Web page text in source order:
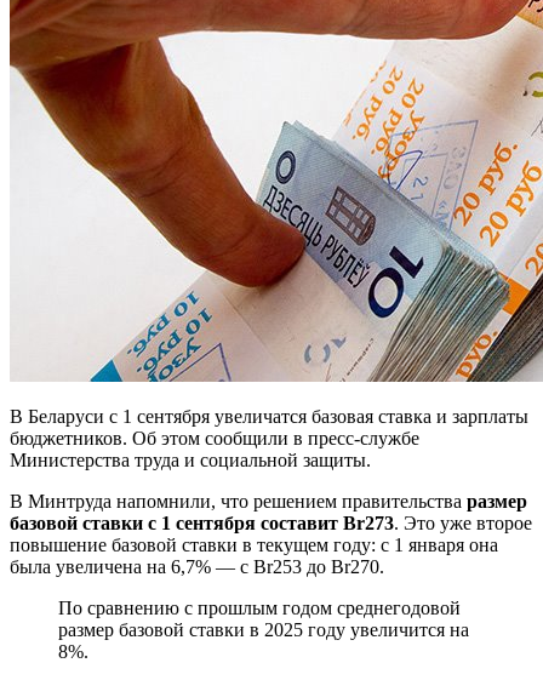
В Беларуси с 1 сентября увеличатся базовая ставка и зарплаты
бюджетников. Об этом сообщили в пресс-службе
Министерства труда и социальной защиты.
В Минтруда напомнили, что решением правительства размер
базовой ставки с 1 сентября составит Br273. Это уже второе
повышение базовой ставки в текущем году: с 1 января она
была увеличена на 6,7% — с Br253 до Br270.
По сравнению с прошлым годом среднегодовой
размер базовой ставки в 2025 году увеличится на
8%.